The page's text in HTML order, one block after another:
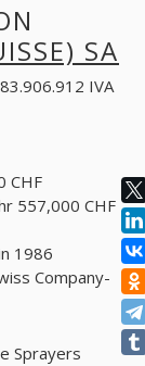
SA
IVA
CHF
557,000 CHF
1986
Company-
Sprayers